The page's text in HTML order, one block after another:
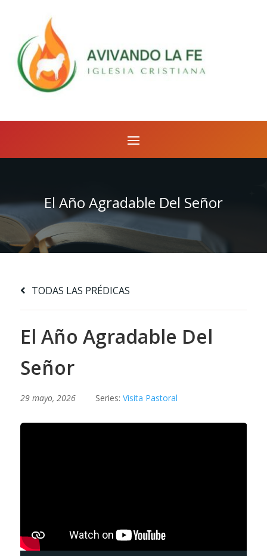
El Año Agradable Del Señor
TODAS LAS PRÉDICAS
El Año Agradable Del
Señor
29 mayo, 2026 Series: Visita Pastoral